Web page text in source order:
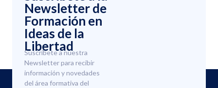
Newsletter de
Formación en
Ideas de la
Libertad
Suscríbete a nuestra
Newsletter para recibir
información y novedades
del área formativa del